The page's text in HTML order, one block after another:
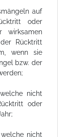
auf
oder
wirksamen
Rücktritt
wenn sie
bzw. der
nicht
oder
nicht